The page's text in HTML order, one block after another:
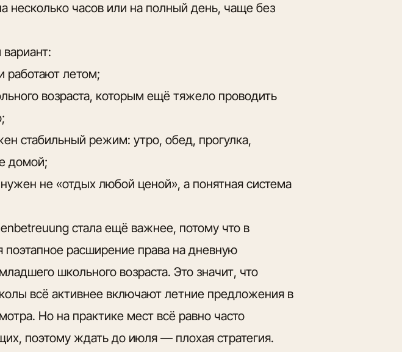
несколько часов или на полный день, чаще без
работают летом;
возраста, которым ещё тяжело проводить
стабильный режим: утро, обед, прогулка,
домой;
не «отдых любой ценой», а понятная система
стала ещё важнее, потому что в
поэтапное расширение права на дневную
школьного возраста. Это значит, что
всё активнее включают летние предложения в
Но на практике мест всё равно часто
поэтому ждать до июля — плохая стратегия.